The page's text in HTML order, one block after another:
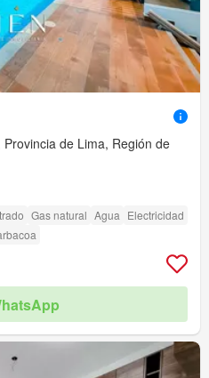
de Lima, Región de
Gas natural Agua Electricidad